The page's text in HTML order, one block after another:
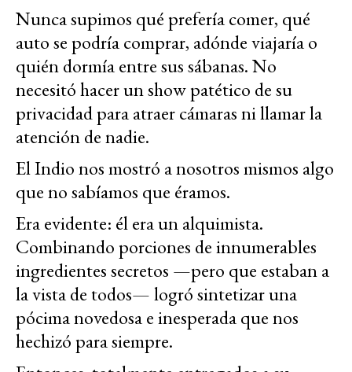
Nunca supimos qué prefería comer, qué
auto se podría comprar, adónde viajaría o
quién dormía entre sus sábanas. No
necesitó hacer un show patético de su
privacidad para atraer cámaras ni llamar la
atención de nadie.
El Indio nos mostró a nosotros mismos algo
que no sabíamos que éramos.
Era evidente: él era un alquimista.
Combinando porciones de innumerables
ingredientes secretos —pero que estaban a
la vista de todos— logró sintetizar una
pócima novedosa e inesperada que nos
hechizó para siempre.